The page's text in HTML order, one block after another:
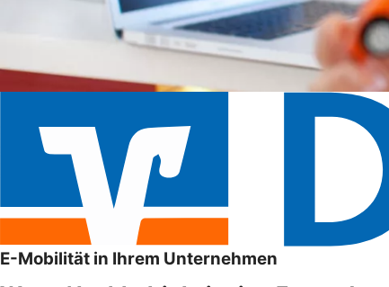
E-Mobilität in Ihrem Unternehmen